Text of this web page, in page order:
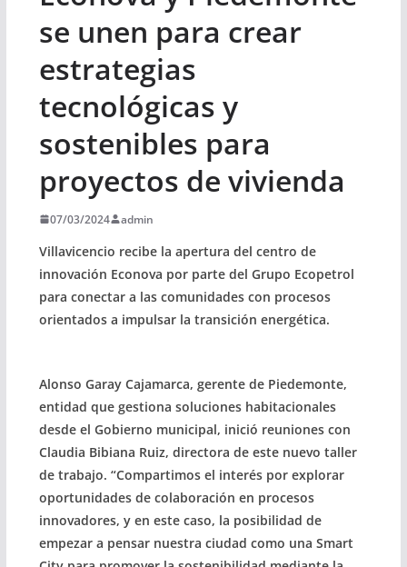
se unen para crear
estrategias
tecnológicas y
sostenibles para
proyectos de vivienda
07/03/2024 admin
Villavicencio recibe la apertura del centro de
innovación Econova por parte del Grupo Ecopetrol
para conectar a las comunidades con procesos
orientados a impulsar la transición energética.
Alonso Garay Cajamarca, gerente de Piedemonte,
entidad que gestiona soluciones habitacionales
desde el Gobierno municipal, inició reuniones con
Claudia Bibiana Ruiz, directora de este nuevo taller
de trabajo. “Compartimos el interés por explorar
oportunidades de colaboración en procesos
innovadores, y en este caso, la posibilidad de
empezar a pensar nuestra ciudad como una Smart